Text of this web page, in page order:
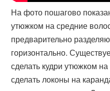
На фото пошагово
утюжком на средние
предварительно
горизонтально.
сделать кудри утюжком
сделать локоны на